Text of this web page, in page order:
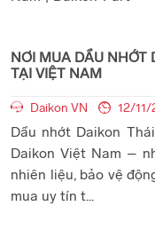
NƠI MUA DẦU NHỚT
TẠI VIỆT NAM
Daikon VN 12/
Dầu nhớt Daikon
Daikon Việt Nam –
nhiên liệu, bảo vệ
mua uy tín t...